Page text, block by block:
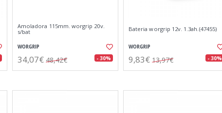
Amoladora 115mm. worgrip 20v.
s/bat
WORGRIP
34,07€ 48,42€ - 30%
Bateria worgrip 12v. 1.3ah.(47455)
WORGRIP
9,83€ 13,97€ - 30%